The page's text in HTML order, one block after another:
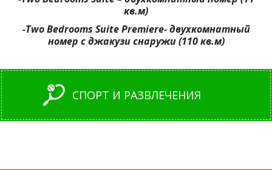
кв.м)
-Two Bedrooms Suite Premiere-двухкомнатный
номер с джакузи снаружи(110кв.м)
СПОРТ И РАЗВЛЕЧЕНИЯ